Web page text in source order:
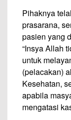
Pihaknya
prasarana,
pasien yang
“Insya Allah
untuk
(pelacakan)
Kesehatan,
apabila
mengatasi